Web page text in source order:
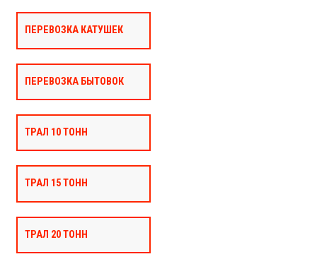
ПЕРЕВОЗКА КАТУШЕК
ПЕРЕВОЗКА БЫТОВОК
ТРАЛ 10 ТОНН
ТРАЛ 15 ТОНН
ТРАЛ 20 ТОНН